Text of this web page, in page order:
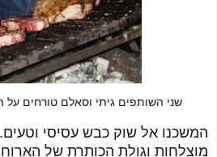
שני השותפים גיתי וסאלם טורחים על
המשכנו אל שוק כבש עסיסי
מוצלחות וגולת הכותרת של